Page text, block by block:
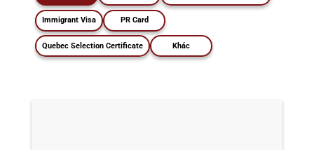
Immigrant Visa PR Card
Quebec Selection Certificate Khác